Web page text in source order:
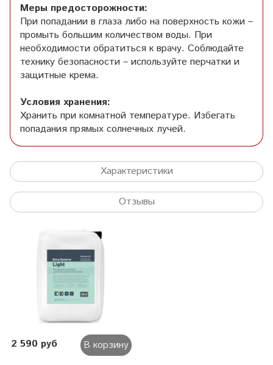
Меры предосторожности:
При попадании в глаза либо на поверхность кожи –
промыть большим количеством воды. При
необходимости обратиться к врачу. Соблюдайте
технику безопасности – используйте перчатки и
защитные крема.
Условия хранения:
Хранить при комнатной температуре. Избегать
попадания прямых солнечных лучей.
Характеристики
Отзывы
2 590 руб В корзину